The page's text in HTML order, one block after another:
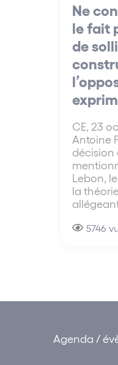
Ne
le fait
de
CE, 23
Antoine
décision
Lebon,
la
5746
Agenda /